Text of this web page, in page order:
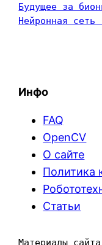
Будущее за
Нейронная сеть
Инфо
FAQ
OpenCV
О сайте
Политика
Статьи
Материалы